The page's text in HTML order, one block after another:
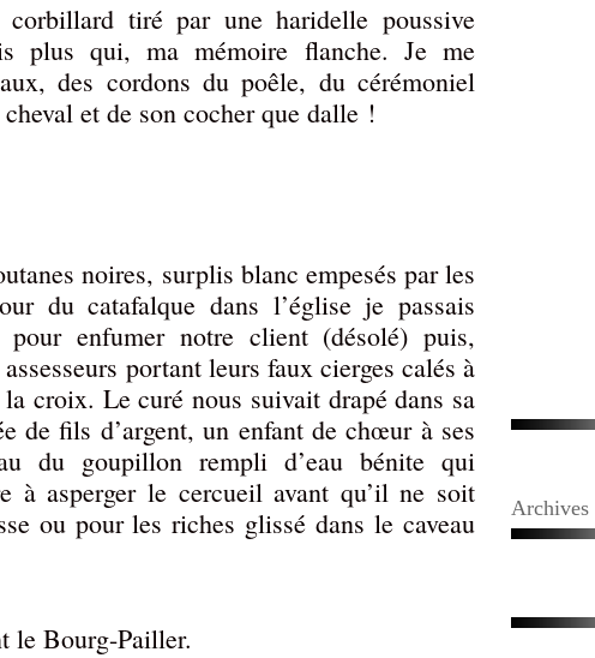
tiré par une haridelle poussive
plus qui, ma mémoire flanche. Je me
des cordons du poêle, du cérémoniel
et de son cocher que dalle !
noires, surplis blanc empesés par les
du catafalque dans l’église je passais
pour enfumer notre client (désolé) puis,
portant leurs faux cierges calés à
croix. Le curé nous suivait drapé dans sa
de fils d’argent, un enfant de chœur à ses
du goupillon rempli d’eau bénite qui
à asperger le cercueil avant qu’il ne soit
ou pour les riches glissé dans le caveau
le Bourg-Pailler.
Archives